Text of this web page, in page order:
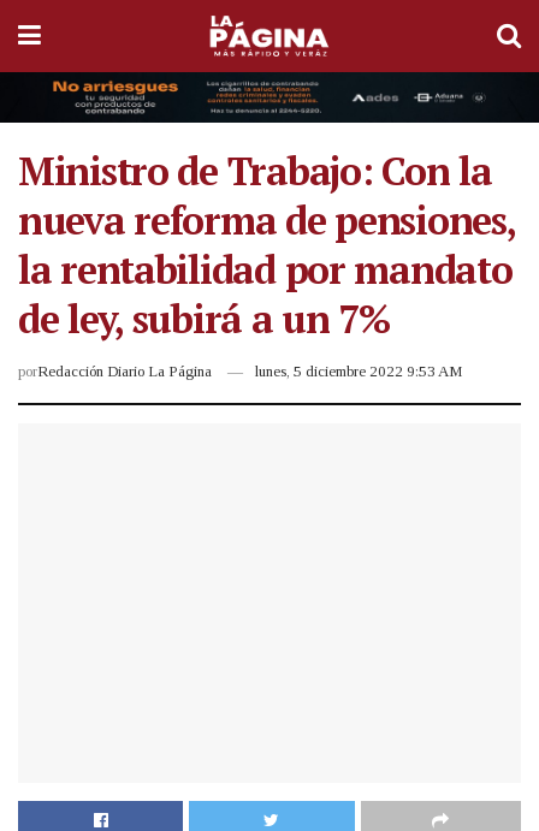
Ministro de Trabajo: Con la
nueva reforma de pensiones,
la rentabilidad por mandato
de ley, subirá a un 7%
porRedacción Diario La Página lunes, 5 diciembre 2022 9:53 AM